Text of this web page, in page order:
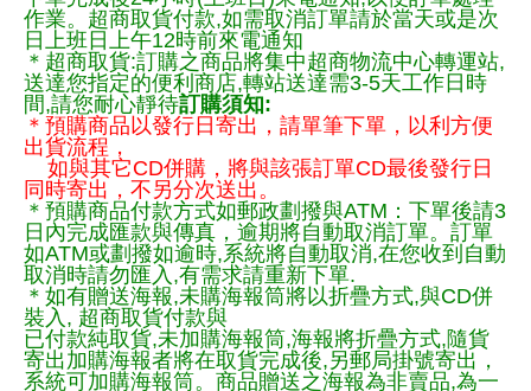
作業。超商取貨付款,如需取消訂單請於當天或是次
日上班日上午12時前來電通知
＊超商取貨:訂購之商品將集中超商物流中心轉運站,
送達您指定的便利商店,轉站送達需3-5天工作日時
間,請您耐心靜待訂購須知:
＊預購商品以發行日寄出，請單筆下單，以利方便
出貨流程，
如與其它CD併購，將與該張訂單CD最後發行日
同時寄出，不另分次送出。
＊預購商品付款方式如郵政劃撥與ATM：下單後請3
日內完成匯款與傳真，逾期將自動取消訂單。訂單
如ATM或劃撥如逾時,系統將自動取消,在您收到自動
取消時請勿匯入,有需求請重新下單.
＊如有贈送海報,未購海報筒將以折疊方式,與CD併
裝入, 超商取貨付款與
已付款純取貨,未加購海報筒,海報將折疊方式,隨貨
寄出加購海報者將在取貨完成後,另郵局掛號寄出，
系統可加購海報筒。商品贈送之海報為非賣品,為一